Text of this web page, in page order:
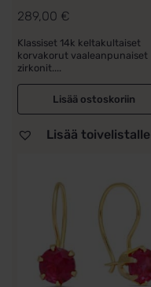
289,00 €
Klassiset 14k keltakultaiset
korvakorut vaaleanpunaiset
zirkonit....
Lisää ostoskoriin
Lisää toivelistalle